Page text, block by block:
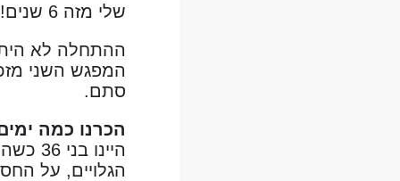
שלי מזה 6 שנים!
ההתחלה לא
המפגש השני
סתם.
הכרנו כמה
הגלויים, על